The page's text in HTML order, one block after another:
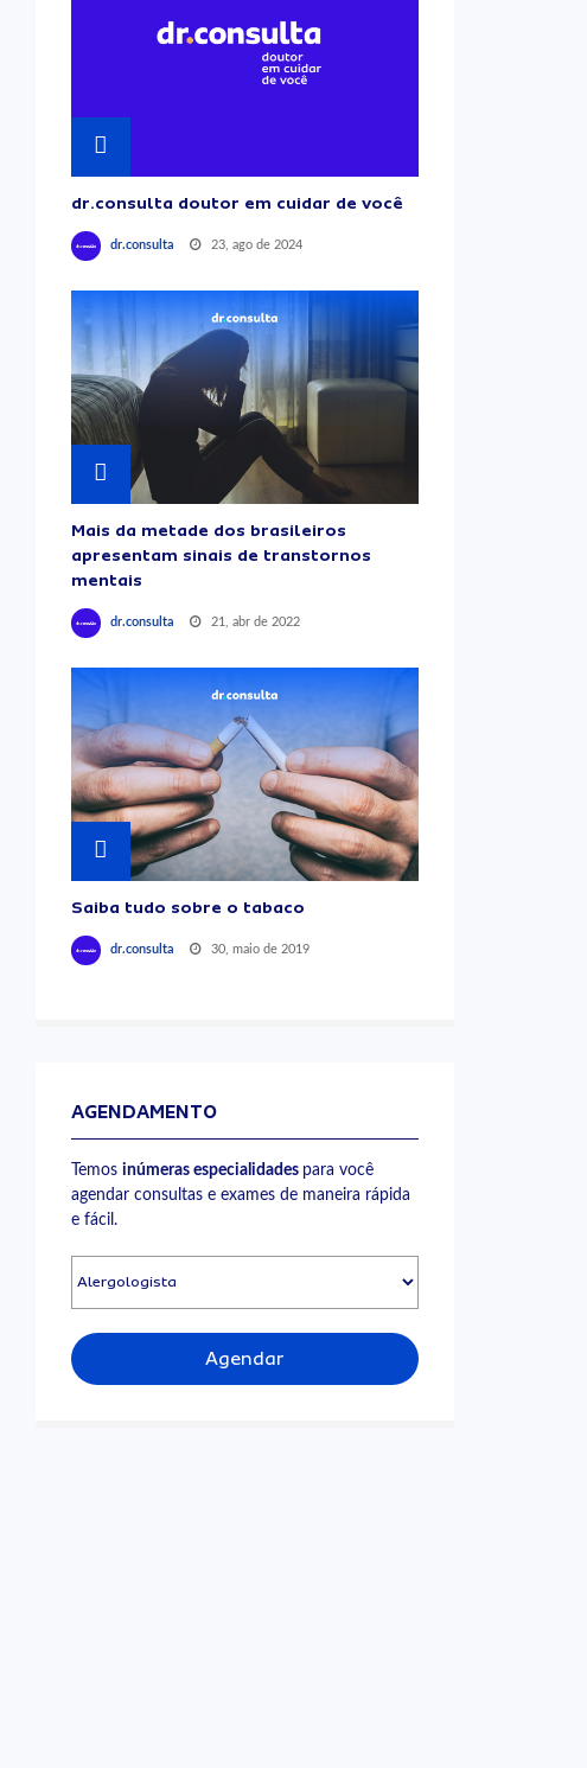
dr.consulta doutor em cuidar de você
dr.consulta 23, ago de 2024
Mais da metade dos brasileiros
apresentam sinais de transtornos
mentais
dr.consulta 21, abr de 2022
Saiba tudo sobre o tabaco
dr.consulta 30, maio de 2019
AGENDAMENTO
Temos inúmeras especialidades para você
agendar consultas e exames de maneira rápida
e fácil.
Agendar